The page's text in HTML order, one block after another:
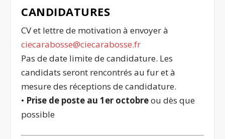
CANDIDATURES
CV et lettre de motivation à envoyer à
ciecarabosse@ciecarabosse.fr
Pas de date limite de candidature. Les
candidats seront rencontrés au fur et à
mesure des réceptions de candidature.
• Prise de poste au 1er octobreou dès que
possible